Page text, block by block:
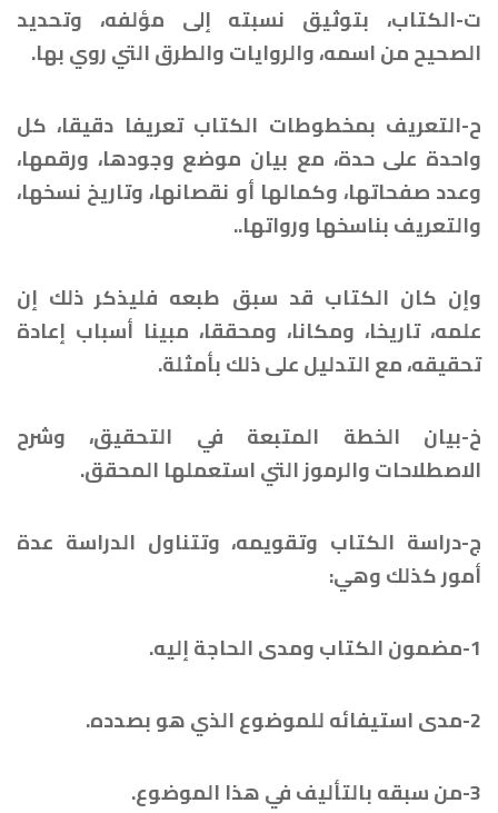
ت-الكتاب، بتوثيق نسبته إلى مؤلفه، وتحديد
الصحيح من اسمه، والروايات والطرق التي روي بها.
ح-التعريف بمخطوطات الكتاب تعريفا دقيقا، كل
واحدة على حدة، مع بيان موضع وجودها، ورقمها،
وعدد صفحاتها، وكمالها أو نقصانها، وتاريخ نسخها،
والتعريف بناسخها ورواتها..
وإن كان الكتاب قد سبق طبعه فليذكر ذلك إن
علمه، تاريخا، ومكانا، ومحققا، مبينا أسباب إعادة
تحقيقه، مع التدليل على ذلك بأمثلة.
خ-بيان الخطة المتبعة في التحقيق، وشرح
الاصطلاحات والرموز التي استعملها المحقق.
ج-دراسة الكتاب وتقويمه، وتتناول الدراسة عدة
أمور كذلك وهي:
1-مضمون الكتاب ومدى الحاجة إليه.
2-مدى استيفائه للموضوع الذي هو بصدده.
3-من سبقه بالتأليف في هذا الموضوع.